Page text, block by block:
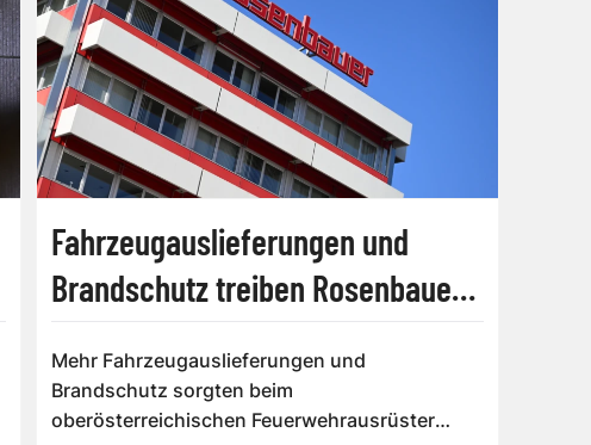
Fahrzeugauslieferungen und
Brandschutz treiben Rosenbauer
Mehr Fahrzeugauslieferungen und
Brandschutz sorgten beim
oberösterreichischen Feuerwehrausrüster